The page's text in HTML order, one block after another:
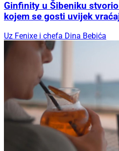
Ginfinity u Šibeniku
kojem se gosti uvijek
Uz Fenixe i chefa Dina Bebića